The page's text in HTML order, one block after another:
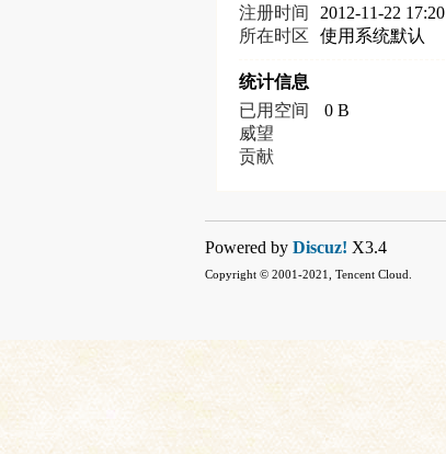
注册时间
2012-11-22 17:20
所在时区
使用系统默认
统计信息
已用空间
0 B
威望
贡献
Powered by Discuz! X3.4
Copyright © 2001-2021, Tencent Cloud.